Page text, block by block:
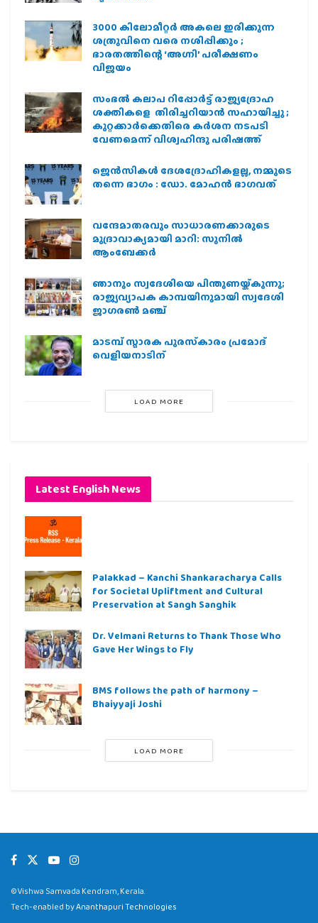
3000 കിലോമീറ്റർ അകലെ ഇരിക്കുന്ന
ശത്രുവിനെ വരെ നശിപ്പിക്കും ;
ഭാരതത്തിന്റെ ‘അഗ്നി’ പരീക്ഷണം
വിജയം
സംഭൽ കലാപ റിപ്പോർട്ട് രാജ്യദ്രോഹ
ശക്തികളെ തിരിച്ചറിയാൻ സഹായിച്ചു ;
കുറ്റക്കാർക്കെതിരെ കർശന നടപടി
വേണമെന്ന് വിശ്വഹിന്ദു പരിഷത്ത്
ജെന്‍സികള്‍ ദേശദ്രോഹികളല്ല, നമ്മുടെ
തന്നെ ഭാഗം : ഡോ. മോഹന്‍ ഭാഗവത്
വന്ദേമാതരവും സാധാരണക്കാരുടെ
മുദ്രാവാക്യമായി മാറി: സുനിൽ
ആംബേക്കർ
ഞാനും സ്വദേശിയെ പിന്തുണയ്ക്കുന്നു;
രാജ്യവ്യാപക കാമ്പയിനുമായി സ്വദേശി
ജാഗരണ്‍ മഞ്ച്
മാടമ്പ് സ്മാരക പുരസ്‌കാരം പ്രമോദ്
വെളിയനാടിന്
LOAD MORE
Latest English News
Palakkad – Kanchi Shankaracharya Calls
for Societal Upliftment and Cultural
Preservation at Sangh Sanghik
Dr. Velmani Returns to Thank Those Who
Gave Her Wings to Fly
BMS follows the path of harmony –
Bhaiyyaji Joshi
LOAD MORE
©Vishwa Samvada Kendram, Kerala.
Tech-enabled byAnanthapuri Technologies